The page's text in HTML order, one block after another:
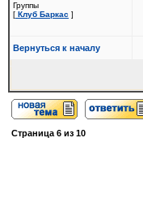
Группы
[ Клуб Баркас ]
Вернуться к началу
Страница 6 из 10